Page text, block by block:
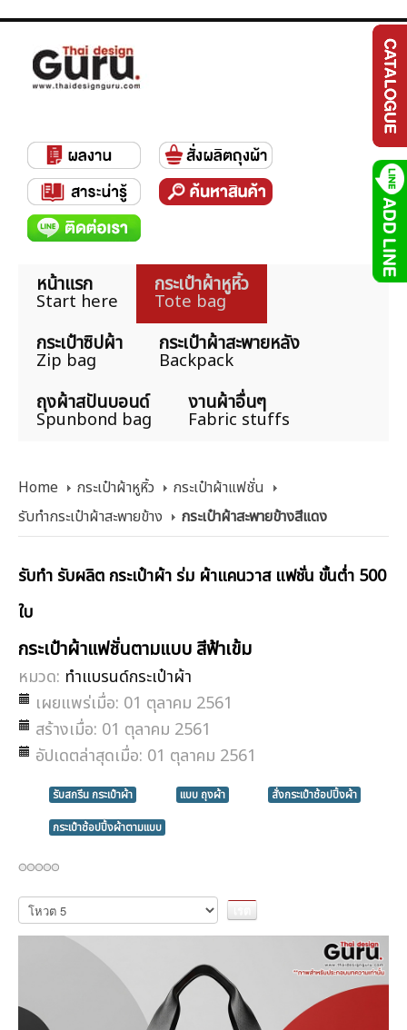
หน้าแรก
Start here
กระเป๋าผ้าหูหิ้ว
Tote bag
กระเป๋าซิปผ้า
Zip bag
กระเป๋าผ้าสะพายหลัง
Backpack
ถุงผ้าสปันบอนด์
Spunbond bag
งานผ้าอื่นๆ
Fabric stuffs
Home กระเป๋าผ้าหูหิ้ว
กระเป๋าผ้าแฟชั่น
รับทำกระเป๋าผ้าสะพายข้าง
กระเป๋าผ้าสะพายข้างสีแดง
รับทำ รับผลิต กระเป๋าผ้า ร่ม ผ้าแคนวาส แฟชั่น ขั้นต่ำ 500
ใบ
กระเป๋าผ้าแฟชั่นตามแบบ สีฟ้าเข้ม
หมวด: ทำแบรนด์กระเป๋าผ้า
เผยแพร่เมื่อ: 01 ตุลาคม 2561
สร้างเมื่อ: 01 ตุลาคม 2561
อัปเดตล่าสุดเมื่อ: 01 ตุลาคม 2561
รับสกรีน กระเป๋าผ้า แบบ ถุงผ้า
สั่งกระเป๋าช้อปปิ้งผ้า
กระเป๋าช้อปปิ้งผ้าตามแบบ
กรุณา
ให้
คะแนน